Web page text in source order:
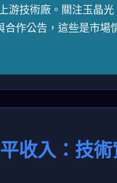
游技術廠。關注玉晶光
合作公告，這些是市場
收入：技